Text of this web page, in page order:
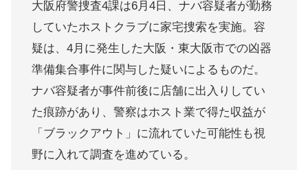
大阪府警捜査4課は6月4日、ナバ容疑者が勤務
していたホストクラブに家宅捜索を実施。容
疑は、4月に発生した大阪・東大阪市での凶器
準備集合事件に関与した疑いによるものだ。
ナバ容疑者が事件前後に店舗に出入りしてい
た痕跡があり、警察はホスト業で得た収益が
「ブラックアウト」に流れていた可能性も視
野に入れて調査を進めている。